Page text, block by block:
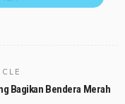
Bagikan Bendera Merah